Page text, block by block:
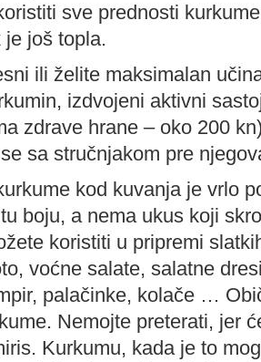
sve prednosti
još topla.
ili želite maksimalan
izdvojeni aktivni
zdrave hrane – oko 200
sa stručnjakom pre
kod kuvanja je vrlo
boju, a nema ukus koji
koristiti u pripremi
voćne salate, salatne
palačinke, kolače …
Nemojte preterati, jer
Kurkumu, kada je to